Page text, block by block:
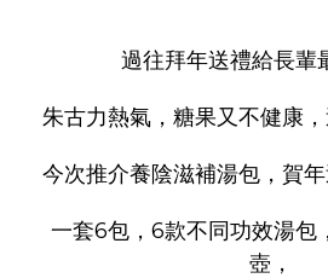
過往拜年送禮給長輩
朱古力熱氣，糖果又不健康，
今次推介養陰滋補湯包，賀年
一套6包，6款不同功效湯包
壺，